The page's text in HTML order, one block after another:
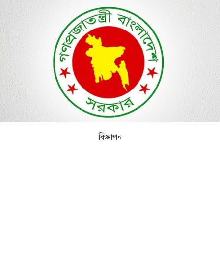
আর্কাইভ
বিজ্ঞাপন